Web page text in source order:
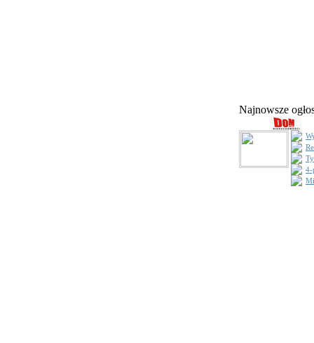
Najnowsze
4-